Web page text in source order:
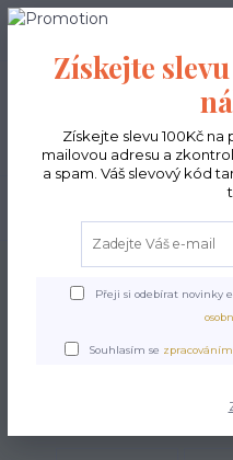
Úvod POSLEDNÍ KUSY
Pouzdro na
Získejte
Získejte slevu 100Kč
mailovou adresu a
a spam. Váš slevový kód
Přeji si odebírat novinky
Souhlasím se